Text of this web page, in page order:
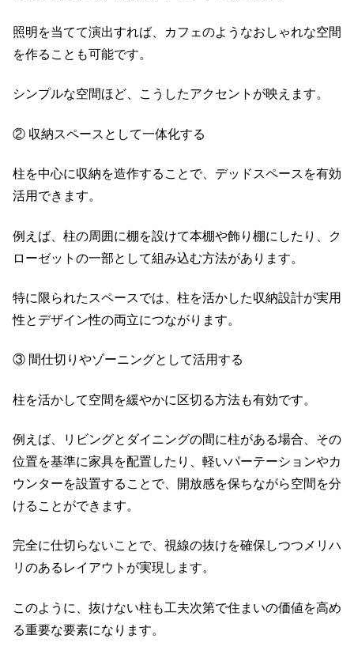
照明を当てて演出すれば、カフェのようなおしゃれな空間
を作ることも可能です。
シンプルな空間ほど、こうしたアクセントが映えます。
② 収納スペースとして一体化する
柱を中心に収納を造作することで、デッドスペースを有効
活用できます。
例えば、柱の周囲に棚を設けて本棚や飾り棚にしたり、ク
ローゼットの一部として組み込む方法があります。
特に限られたスペースでは、柱を活かした収納設計が実用
性とデザイン性の両立につながります。
③ 間仕切りやゾーニングとして活用する
柱を活かして空間を緩やかに区切る方法も有効です。
例えば、リビングとダイニングの間に柱がある場合、その
位置を基準に家具を配置したり、軽いパーテーションやカ
ウンターを設置することで、開放感を保ちながら空間を分
けることができます。
完全に仕切らないことで、視線の抜けを確保しつつメリハ
リのあるレイアウトが実現します。
このように、抜けない柱も工夫次第で住まいの価値を高め
る重要な要素になります。